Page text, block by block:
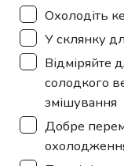
▢
Охолодіть
▢
У склянку
▢
Відміряйте
солодкого
змішування
▢
Добре